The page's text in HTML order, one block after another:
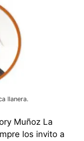
llanera.
Muñoz La
los invito a